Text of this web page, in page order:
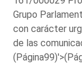
Grupo
con carácter
de las